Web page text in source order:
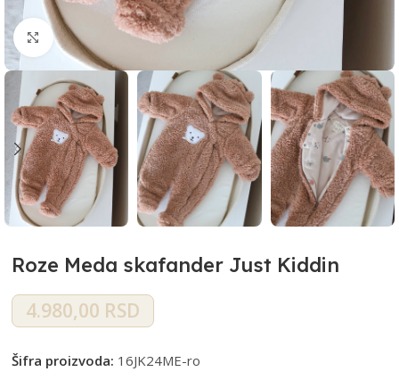
Klikni i zumiraj
Roze Meda skafander Just Kiddin
4.980,00 RSD
Šifra proizvoda: 16JK24ME-ro